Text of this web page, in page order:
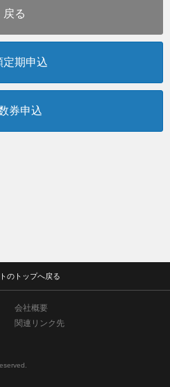
戻る
定期申込
券申込
のトップへ戻る
会社概要
関連リンク先